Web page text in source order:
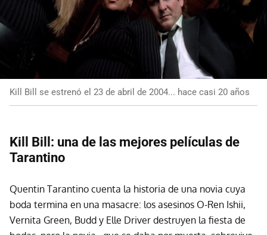
Kill Bill se estrenó el 23 de abril de 2004... hace casi 20 años
Kill Bill: una de las mejores películas de
Tarantino
Quentin Tarantino cuenta la historia de una novia cuya
boda termina en una masacre: los asesinos O-Ren Ishii,
Vernita Green, Budd y Elle Driver destruyen la fiesta de